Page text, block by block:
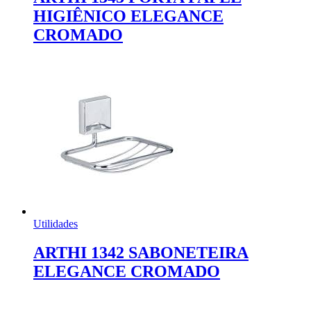
HIGIÊNICO ELEGANCE
CROMADO
Utilidades
ARTHI 1342 SABONETEIRA
ELEGANCE CROMADO